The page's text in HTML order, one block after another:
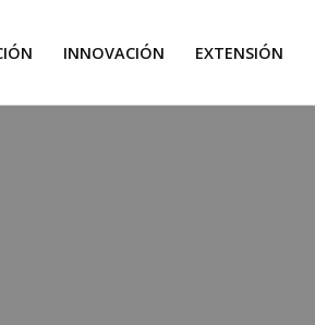
INNOVACIÓN EXTENSIÓN